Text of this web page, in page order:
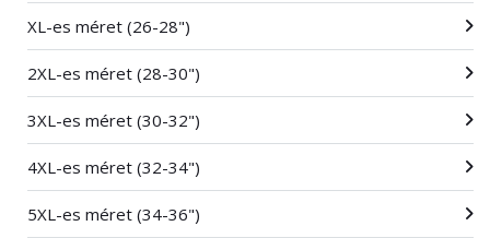
XL-es méret (26-28")
2XL-es méret (28-30")
3XL-es méret (30-32")
4XL-es méret (32-34")
5XL-es méret (34-36")